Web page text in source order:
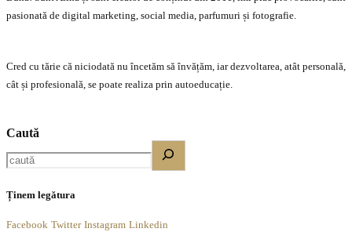
pasionată de digital marketing, social media, parfumuri și fotografie.
Cred cu tărie că niciodată nu încetăm să învățăm, iar dezvoltarea, atât personală,
cât și profesională, se poate realiza prin autoeducație.
Caută
Ținem legătura
Facebook Twitter Instagram Linkedin